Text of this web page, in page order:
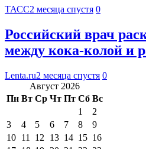
ТАСС2 месяца спустя 0
Российский врач
между кока-колой и
Lenta.ru2 месяца спустя 0
Август 2026
Пн Вт Ср Чт Пт Сб Вс
1
2
3
4 5 6 7 8
9
10 11 12 13 14 15 16